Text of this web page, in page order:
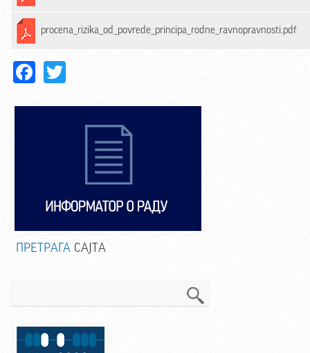
procena_rizika_od_povrede_principa_rodne_ravnopravnosti.pdf
Facebook
ПРЕТРАГА САЈТА